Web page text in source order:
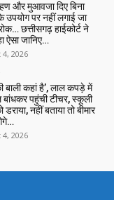
और मुआवजा दिए बिना
उपयोग पर नहीं लगाई जा
छत्तीसगढ़ हाईकोर्ट ने
ऐसा जानिए…
2026
बाली कहां है’, लाल कपड़े में
बांधकर पहुंची टीचर, स्कूली
डराया, नहीं बताया तो बीमार
2026